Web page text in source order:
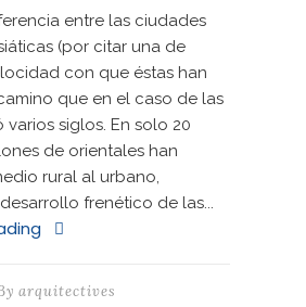
entre las ciudades
(por citar una de
con que éstas han
que en el caso de las
varios siglos. En solo 20
de orientales han
rural al urbano,
frenético de las...
arquitectives